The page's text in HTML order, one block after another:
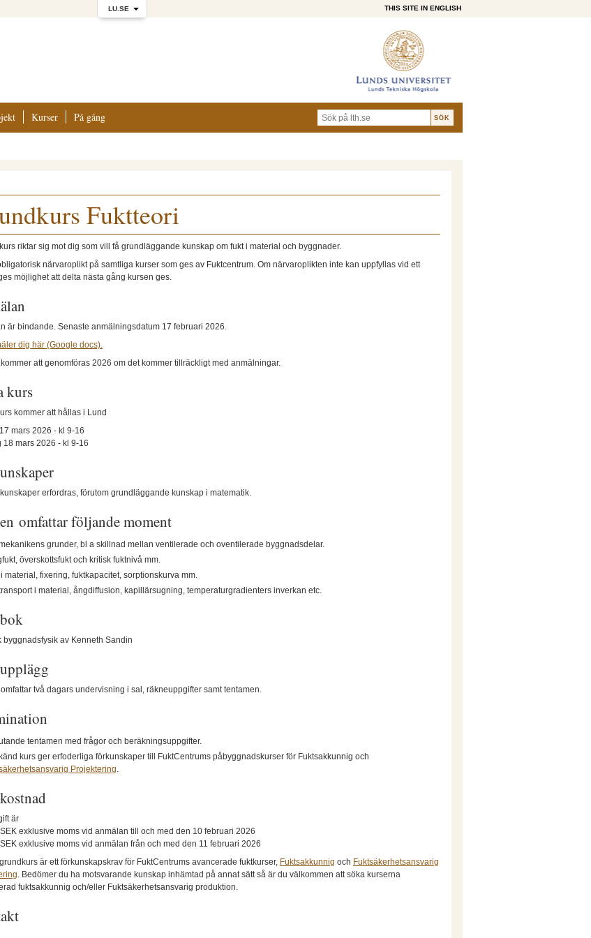
LU.SE THIS SITE IN ENGLISH
Kurser På gång
Fuktteori
riktar sig mot dig som vill få grundläggande kunskap om fukt i material och byggnader.
närvaroplikt på samtliga kurser som ges av Fuktcentrum. Om närvaroplikten inte kan uppfyllas vid ett
möjlighet att delta nästa gång kursen ges.
är bindande. Senaste anmälningsdatum 17 februari 2026.
dig här (Google docs).
att genomföras 2026 om det kommer tillräckligt med anmälningar.
kurs
kommer att hållas i Lund
mars 2026 - kl 9-16
18 mars 2026 - kl 9-16
erfordras, förutom grundläggande kunskap i matematik.
omfattar följande moment
grunder, bl a skillnad mellan ventilerade och oventilerade byggnadsdelar.
överskottsfukt och kritisk fuktnivå mm.
i material, fixering, fuktkapacitet, sorptionskurva mm.
i material, ångdiffusion, kapillärsugning, temperaturgradienters inverkan etc.
byggnadsfysik av Kenneth Sandin
två dagars undervisning i sal, räkneuppgifter samt tentamen.
tentamen med frågor och beräkningsuppgifter.
kurs ger erfoderliga förkunskaper till FuktCentrums påbyggnadskurser för Fuktsakkunnig och
Projektering.
är
exklusive moms vid anmälan till och med den 10 februari 2026
exklusive moms vid anmälan från och med den 11 februari 2026
är ett förkunskapskrav för FuktCentrums avancerade fuktkurser, Fuktsakkunnig och Fuktsäkerhetsansvarig
. Bedömer du ha motsvarande kunskap inhämtad på annat sätt så är du välkommen att söka kurserna
fuktsakkunnig och/eller Fuktsäkerhetsansvarig produktion.